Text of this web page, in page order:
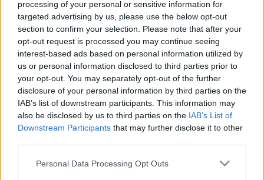
processing of your personal or sensitive information for
targeted advertising by us, please use the below opt-out
section to confirm your selection. Please note that after your
opt-out request is processed you may continue seeing
interest-based ads based on personal information utilized by
us or personal information disclosed to third parties prior to
your opt-out. You may separately opt-out of the further
disclosure of your personal information by third parties on the
IAB’s list of downstream participants. This information may
also be disclosed by us to third parties on the IAB’s List of
Downstream Participants that may further disclose it to other
Personal Data Processing Opt Outs
Hetkellisesti Tangerissa on silti koettu tätäkin kylmempiä ja
lämpimämpiä elokuisia päiviä. Esimerkiksi vuoden 2019
elokuussa lämpötila käväisi alimmillaan 15 asteessa ja
toisaalta vuonna 2017 elokuussa hätyyteltiin eräänä
poikkeuksellisen lämpimänä päivänä 39 asteen lukemia.
Entä muut kuukaudet? Miten lämmintä
Tangerissa on ollut...
Tammikuussa Helmikuussa Maaliskuussa